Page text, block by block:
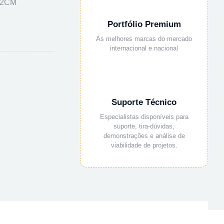
Portfólio Premium
As melhores marcas do mercado
internacional e nacional
Suporte Técnico
Especialistas disponíveis para
suporte, tira-dúvidas,
demonstrações e análise de
viabilidade de projetos.